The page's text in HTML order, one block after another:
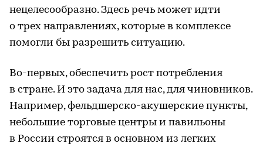
нецелесообразно. Здесь речь может идти
о трех направлениях, которые в комплексе
помогли бы разрешить ситуацию.
Во-первых, обеспечить рост потребления
в стране. И это задача для нас, для чиновников.
Например, фельдшерско-акушерские пункты,
небольшие торговые центры и павильоны
в России строятся в основном из легких